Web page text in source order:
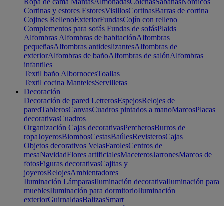
Ropa de cama MantasAlmohadasColchasSábanasNórdicos
Cortinas y estores EstoresVisillosCortinasBarras de cortina
Cojines RellenoExteriorFundasCojín con relleno
Complementos para sofás Fundas de sofásPlaids
Alfombras Alfombras de habitaciónAlfombras
pequeñasAlfombras antideslizantesAlfombras de
exteriorAlfombras de bañoAlfombras de salónAlfombras
infantiles
Textil baño AlbornocesToallas
Textil cocina MantelesServilletas
Decoración
Decoración de pared LetrerosEspejosRelojes de
paredTablerosCanvasCuadros pintados a manoMarcosPlacas
decorativasCuadros
Organización Cajas decorativasPercherosBurros de
ropaJoyerosBiombosCestasBaúlesRevisterosCajas
Objetos decorativos VelasFarolesCentros de
mesaNavidadFlores artificialesMaceterosJarronesMarcos de
fotosFiguras decorativasCajitas y
joyerosRelojesAmbientadores
Iluminación LámparasIluminación decorativaIluminación para
mueblesIluminación para dormitorioIluminación
exteriorGuirnaldasBalizasSmart